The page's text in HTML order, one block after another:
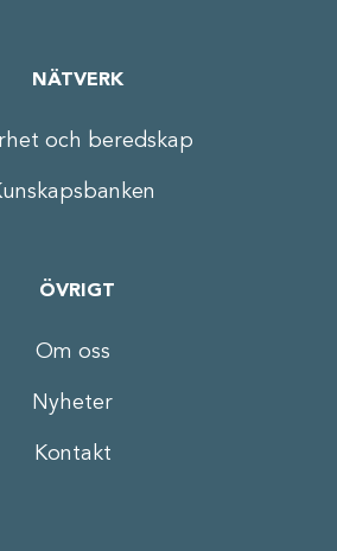
NÄTVERK
och beredskap
ÖVRIGT
Om oss
Nyheter
Kontakt